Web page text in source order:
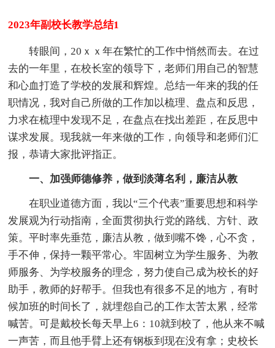
2023年副校长教学总结1
转眼间，20ｘｘ年在繁忙的工作中悄然而去。在过
去的一年里，在校长室的领导下，老师们用自己的智慧
和心血打造了学校的发展和辉煌。总结一年来的我的任
职情况，我对自己所做的工作加以梳理、盘点和反思，
力求在梳理中发现不足，在盘点在找出差距，在反思中
谋求发展。现我就一年来做的工作，向领导和老师们汇
报，恭请大家批评指正。
一、加强师德修养，做到淡薄名利，廉洁从教
在职业道德方面，我以“三个代表”重要思想和科学
发展观为行动指南，全面贯彻执行党的路线、方针、政
策。平时率先垂范，廉洁从教，做到嘴不馋，心不贪，
手不伸，保持一颗平常心。牢固树立为学生服务、为教
师服务、为学校服务的理念，努力使自己成为校长的好
助手，教师的好帮手。但我也有很多不足的地方，有时
候加班的时间长了，就埋怨自己的工作太苦太累，经常
喊苦。可是戴校长每天早上6：10就到校了，他从来不喊
一声苦，而且他手臂上还有钢板到现在没有拿；史校长